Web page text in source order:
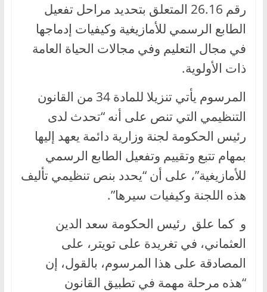
رقم 26.16 المتعلق بتحديد مراحل تفعيل
الطابع الرسمي للأمازيغية وكيفيات إدماجها
في مجال التعليم وفي مجالات الحياة العامة
ذات الأولوية.
المرسوم يأتي تنزيلا للمادة 34 من القانون
التنظيمي التي تنص على أنه “تحدث لدى
رئيس الحكومة لجنة وزارية دائمة يعهد إليها
بمهام تتبع وتقييم وتفعيل الطابع الرسمي
للأمازيغية”، على أن “يحدد بنص تنظيمي تأليف
هذه اللجنة وكيفيات سيرها”.
و كما علق رئيس الحكومة سعد الدين
العثماني، في تغريدة على تويتر، على
المصادقة على هذا المرسوم، بالقول، إن
“هذه مرحلة مهمة في تطبيق القانون